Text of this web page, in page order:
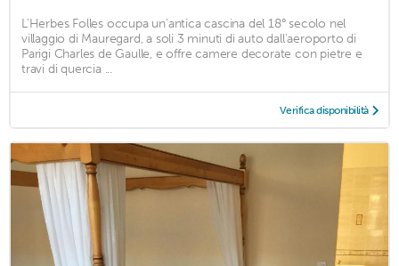
L'Herbes Folles occupa un'antica cascina del 18° secolo nel
villaggio di Mauregard, a soli 3 minuti di auto dall'aeroporto di
Parigi Charles de Gaulle, e offre camere decorate con pietre e
travi di quercia ...
Verifica disponibilità